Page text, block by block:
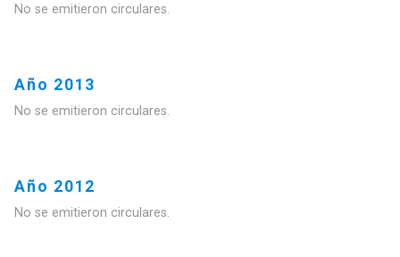
No se emitieron circulares.
Año 2013
No se emitieron circulares.
Año 2012
No se emitieron circulares.